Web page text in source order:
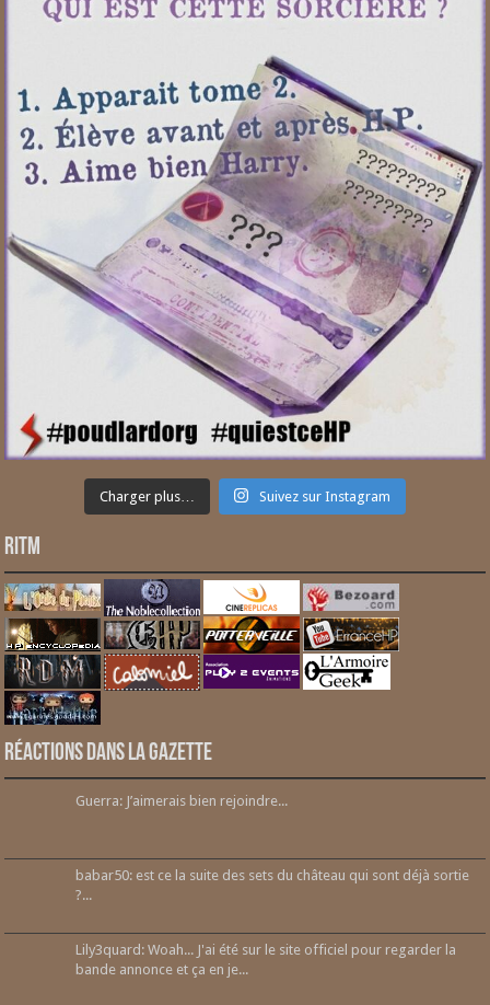
Charger plus… Suivez sur Instagram
RITM
Réactions dans la gazette
Guerra: J’aimerais bien rejoindre...
babar50: est ce la suite des sets du château qui sont déjà sortie
?...
Lily3quard: Woah... J'ai été sur le site officiel pour regarder la
bande annonce et ça en je...